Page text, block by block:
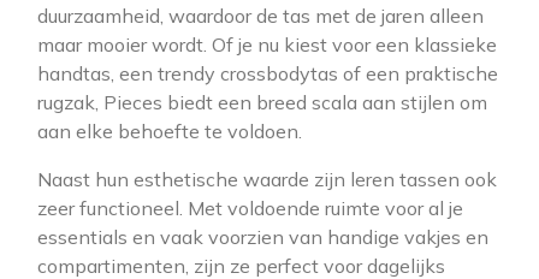
duurzaamheid, waardoor de tas met de jaren alleen
maar mooier wordt. Of je nu kiest voor een klassieke
handtas, een trendy crossbodytas of een praktische
rugzak, Pieces biedt een breed scala aan stijlen om
aan elke behoefte te voldoen.
Naast hun esthetische waarde zijn leren tassen ook
zeer functioneel. Met voldoende ruimte voor al je
essentials en vaak voorzien van handige vakjes en
compartimenten, zijn ze perfect voor dagelijks